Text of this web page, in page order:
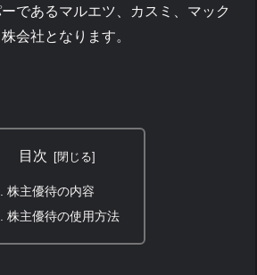
であるマルエツ、カスミ、マック
会社となります。
目次
株主優待の内容
株主優待の使用方法